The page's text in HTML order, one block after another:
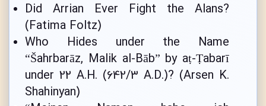
Did Arrian Ever Fight the Alans?
(Fatima Foltz)
Who Hides under the Name
“Šahrbarāz, Malik al-Bāb” by aṭ-Ṭabarī
under 22 A.H. (642/3 A.D.)? (Arsen K.
Shahinyan)